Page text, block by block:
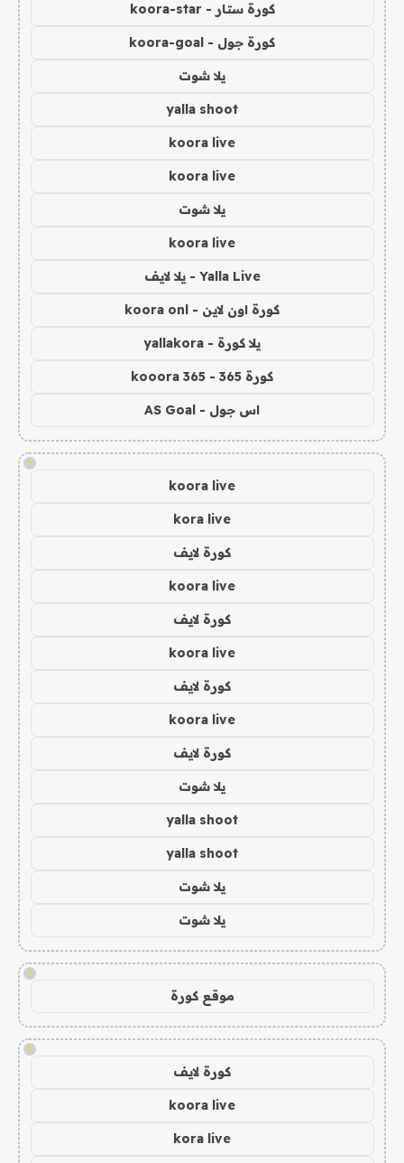
كورة ستار - koora-star
كورة جول - koora-goal
يلا شوت
yalla shoot
koora live
koora live
يلا شوت
koora live
Yalla Live - يلا لايف
كورة اون لاين - koora onl
يلا كورة - yallakora
كورة 365 - kooora 365
اس جول - AS Goal
!
koora live
kora live
كورة لايف
koora live
كورة لايف
koora live
كورة لايف
koora live
كورة لايف
يلا شوت
yalla shoot
yalla shoot
يلا شوت
يلا شوت
!
موقع كورة
!
كورة لايف
koora live
kora live